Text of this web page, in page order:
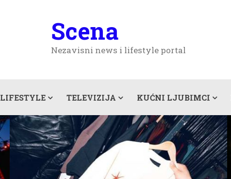
Scena
Nezavisni news i lifestyle portal
LIFESTYLE TELEVIZIJA KUĆNI LJUBIMCI